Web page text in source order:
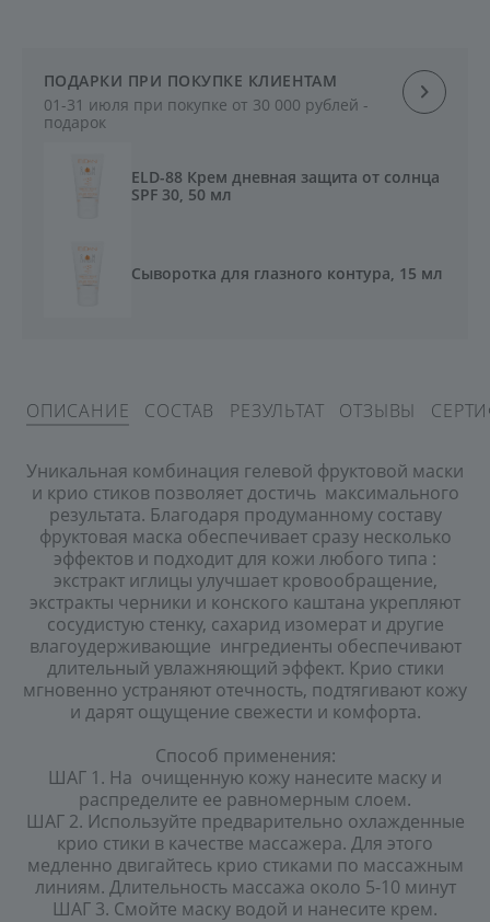
ПОДАРКИ ПРИ ПОКУПКЕ КЛИЕНТАМ
01-31 июля при покупке от 30 000 рублей -
подарок
ELD-88 Крем дневная защита от солнца
SPF 30, 50 мл
Сыворотка для глазного контура, 15 мл
ОПИСАНИЕ СОСТАВ РЕЗУЛЬТАТ ОТЗЫВЫ
Уникальная комбинация гелевой фруктовой маски
и крио стиков позволяет достичь максимального
результата. Благодаря продуманному составу
фруктовая маска обеспечивает сразу несколько
эффектов и подходит для кожи любого типа :
экстракт иглицы улучшает кровообращение,
экстракты черники и конского каштана укрепляют
сосудистую стенку, сахарид изомерат и другие
влагоудерживающие ингредиенты обеспечивают
длительный увлажняющий эффект. Крио стики
мгновенно устраняют отечность, подтягивают кожу
и дарят ощущение свежести и комфорта.
Способ применения:
ШАГ 1. На очищенную кожу нанесите маску и
распределите ее равномерным слоем.
ШАГ 2. Используйте предварительно охлажденные
крио стики в качестве массажера. Для этого
медленно двигайтесь крио стиками по массажным
линиям. Длительность массажа около 5-10 минут
ШАГ 3. Смойте маску водой и нанесите крем.